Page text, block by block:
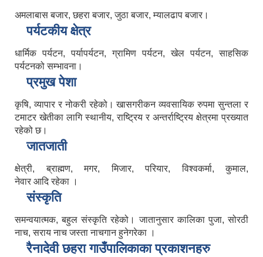
अमलाबास बजार, छहरा बजार, जुठा बजार, म्यालढाप बजार।
पर्यटकीय क्षेत्र
धार्मिक पर्यटन, पर्यापर्यटन, ग्रामिण पर्यटन, खेल पर्यटन, साहसिक
पर्यटनको सम्भावना।
प्रमुख पेशा
कृषि, व्यापार र नोकरी रहेको। खासगरीकन व्यवसायिक रुपमा सुन्तला र
टमाटर खेतीका लागि स्थानीय, राष्ट्रिय र अन्तर्राष्ट्रिय क्षेत्रमा प्रख्यात
रहेको छ।
जातजाती
क्षेत्री, ब्राह्मण, मगर, मिजार, परियार, विश्वकर्मा, कुमाल,
नेवार आदि रहेका ।
संस्कृति
समन्वयात्मक, बहुल संस्कृति रहेको। जातानुसार कालिका पुजा, सोरठी
नाच, सराय नाच जस्ता नाचगान हुनेगरेका ।
रैनादेवी छहरा गाउँपालिकाका प्रकाशनहरु